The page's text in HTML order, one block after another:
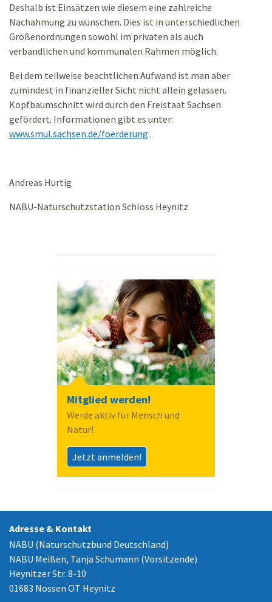
Deshalb ist Einsätzen wie diesem eine zahlreiche
Nachahmung zu wünschen. Dies ist in unterschiedlichen
Größenordnungen sowohl im privaten als auch
verbandlichen und kommunalen Rahmen möglich.
Bei dem teilweise beachtlichen Aufwand ist man aber
zumindest in finanzieller Sicht nicht allein gelassen.
Kopfbaumschnitt wird durch den Freistaat Sachsen
gefördert. Informationen gibt es unter:
www.smul.sachsen.de/foerderung .
Andreas Hurtig
NABU-Naturschutzstation Schloss Heynitz
Mitglied werden!
Werde aktiv für Mensch und
Natur!
Jetzt anmelden!
Adresse & Kontakt
NABU (Naturschutzbund Deutschland)
NABU Meißen, Tanja Schumann (Vorsitzende)
Heynitzer Str. 8-10
01683 Nossen OT Heynitz